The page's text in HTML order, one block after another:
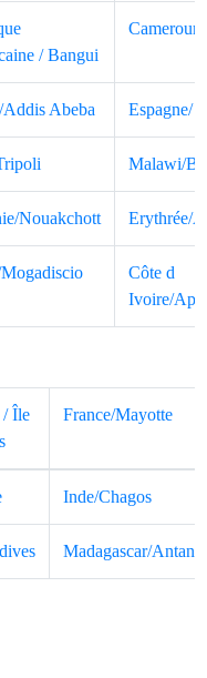
/ Bangui
Abeba Espagne/
Malawi/
Nouakchott Erythrée/
Côte d
Ivoire/
/ Île
France/Mayotte
Inde/Chagos
Madagascar/